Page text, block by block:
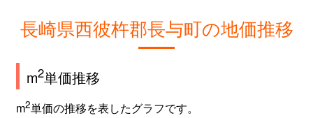
長崎県西彼杵郡長与町の地価推移
m2単価推移
m2単価の推移を表したグラフです。